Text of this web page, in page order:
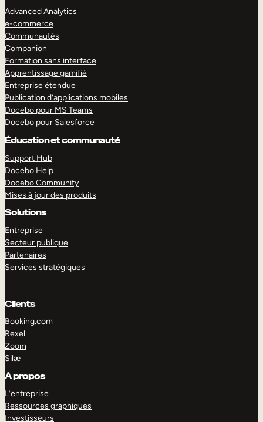
Advanced Analytics
e-commerce
Communautés
Companion
Formation sans interface
Apprentissage gamifié
Entreprise étendue
Publication d’applications mobiles
Docebo pour MS Teams
Docebo pour Salesforce
Éducation et communauté
Support Hub
Docebo Help
Docebo Community
Mises à jour des produits
Solutions
Entreprise
Secteur publique
Partenaires
Services stratégiques
Clients
Booking.com
Rexel
Zoom
Silæ
À propos
L’entreprise
Ressources graphiques
Investisseurs